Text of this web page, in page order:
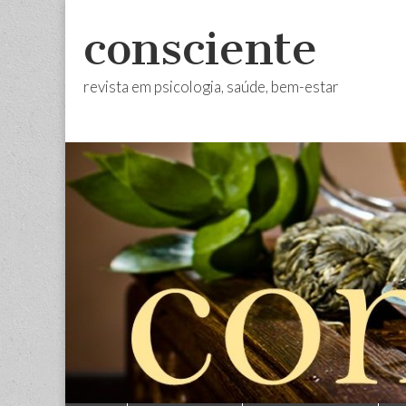
consciente
revista em psicologia, saúde, bem-estar